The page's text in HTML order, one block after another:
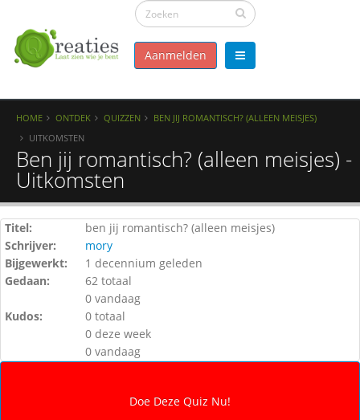
Aanmelden
HOME ONTDEK QUIZZEN
BEN JIJ ROMANTISCH? (ALLEEN MEISJES)
UITKOMSTEN
Ben jij romantisch? (alleen meisjes) -
Uitkomsten
Titel:
ben jij romantisch? (alleen meisjes)
Schrijver:
mory
Bijgewerkt:
1 decennium geleden
Gedaan:
62 totaal
0 vandaag
Kudos:
0 totaal
0 deze week
0 vandaag